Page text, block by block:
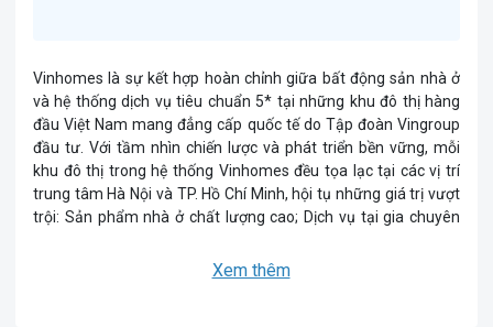
Vinhomes là sự kết hợp hoàn chỉnh giữa bất động sản nhà ở
và hệ thống dịch vụ tiêu chuẩn 5* tại những khu đô thị hàng
đầu Việt Nam mang đẳng cấp quốc tế do Tập đoàn Vingroup
đầu tư. Với tầm nhìn chiến lược và phát triển bền vững, mỗi
khu đô thị trong hệ thống Vinhomes đều tọa lạc tại các vị trí
trung tâm Hà Nội và TP. Hồ Chí Minh, hội tụ những giá trị vượt
trội: Sản phẩm nhà ở chất lượng cao; Dịch vụ tại gia chuyên
văn; An ninh - An toàn được đảm bảo; Tiện ích đồng bộ, đầy
Xem thêm